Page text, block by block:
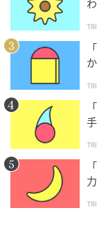
そうなると、
気持ちを押し付
後から冷静にな
時は、小休止を
少し気持ちが
とも難なくでき
4. 目と鼻に
時」